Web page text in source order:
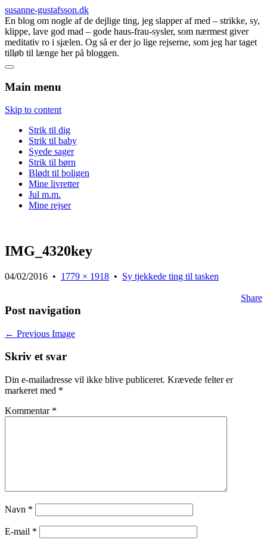
susanne-gustafsson.dk
En blog om nogle af de dejlige ting, jeg slapper af med – strikke, sy,
klippe, lave god mad – gode haus-frau-sysler, som nærmest giver
meditativ ro i sjælen. Og så er der jo lige rejserne, som jeg har taget
tilløb til længe her på bloggen.
Main menu
Skip to content
Strik til dig
Strik til baby
Syede sager
Strik til børn
Blødt til boligen
Mine livretter
Jul m.m.
Mine rejser
IMG_4320key
04/02/2016 • 1779 × 1918 • Sy tjekkede ting til tasken
Share
Post navigation
← Previous Image
Skriv et svar
Din e-mailadresse vil ikke blive publiceret. Krævede felter er
markeret med *
Kommentar *
Navn *
E-mail *